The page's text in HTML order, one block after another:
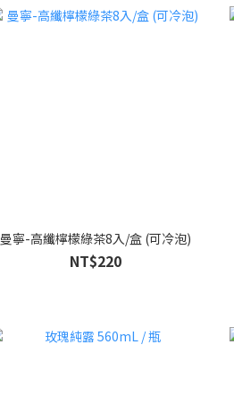
曼寧-高纖檸檬綠茶8入/盒 (可冷泡)
NT$220